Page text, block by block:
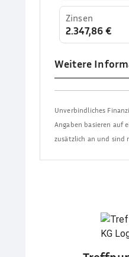
Zinsen
2.347,86 €
Weitere
Unverbindliches
Angaben basieren auf
zusätzlich an und sind